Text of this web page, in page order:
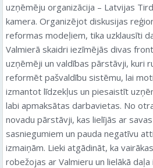
uzņēmēju organizācija – Latvijas
kamera. Organizējot diskusijas
reformas modeļiem, tika uzklausīti
Valmierā skaidri iezīmējās divas
uzņēmēji un valdības pārstāvji, kuri
reformēt pašvaldību sistēmu, lai
izmantot līdzekļus un piesaistīt
labi apmaksātas darbavietas. No
novadu pārstāvji, kas lielījās ar
sasniegumiem un pauda negatīvu
izmaiņām. Lieki atgādināt, ka
robežojas ar Valmieru un lielākā